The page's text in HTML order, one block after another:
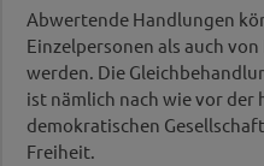
Park, wird
männlicher,
wegen des
kontrolliert.
zu den
geringer sind.
Privilegien bestimmter
Nachteile anderer
ist aber wichtig! Denn
Benachteiligungen
vertraute Strukturen
und veränderbar
Abwertende Handlungen
Einzelpersonen als auch
werden. Die
ist nämlich nach wie vor der
demokratischen
Freiheit.